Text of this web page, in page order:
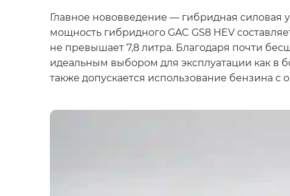
Главное нововведение — гибридная силовая
мощность гибридного GAC GS8 HEV
не превышает 7,8 литра. Благодаря почти
идеальным выбором для эксплуатации как в
также допускается использование бензина с